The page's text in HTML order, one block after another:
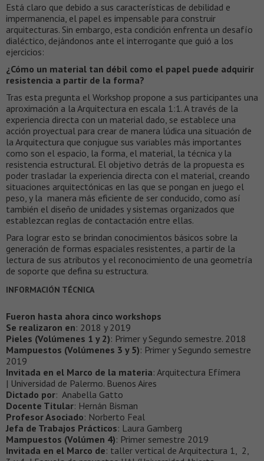
Está claro que debido a sus características de debilidad e
impermanencia, el papel es impensable para construir
arquitecturas. Sin embargo, esta condición enfrenta un desafío
dialéctico, dejándonos ante el interrogante que guió a los
ejercicios:
¿Cómo un material tan débil como el papel puede adquirir
resistencia a partir de la forma?
Tras esta pregunta el Workshop propone a sus participantes una
aproximación a la Arquitectura en escala 1:1. A través de la
experiencia directa con un material dado, se establece una
acción proyectual para crear de manera lúdica una situación de
la Arquitectura que conjugue sus variables más importantes
como son el espacio, la forma, el material, la técnica y la
resistencia estructural. El objetivo detrás de la propuesta es
poder trasladar la experiencia directa con el material, creando
situaciones arquitectónicas en las que se pongan en juego el
peso, y la manera más eficiente de ser conducido, como así
también el diseño de unidades y sistemas organizados que
establezcan reglas de contactación entre ellas.
Para lograr esto se brindan conocimientos básicos sobre la
generación de formas espaciales resistentes, a partir de la
lectura de sus atributos y el reconocimiento de una geometría
de soporte que defina su estructura.
INFORMACIÓN TÉCNICA
Fueron hasta ahora cinco workshops
Se realizaron en: 2018 y 2019
Pieles (Volúmenes 1 y 2): Primer y Segundo semestre. 2018
Mampuestos (Volúmenes 3 y 5): Primer y Segundo semestre
2019
Invitada en el Marco de la materia: Arquitectura Efímera
| Universidad de Palermo. Buenos Aires
Dictado por: Anabella Gatto
Docente Titular: Hernán Bisman
Profesor Asociado: Norberto Feal
Jefa de Trabajos Prácticos: Laura Gamberg
Mampuestos (Volúmen 4): Primer semestre 2019
Invitada en el Marco de: taller vertical de Arquitectura 1, 2,